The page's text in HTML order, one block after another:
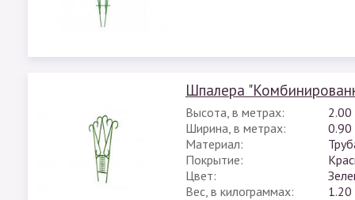
Шпалера
Высота, в метрах:
2.00
Ширина, в метрах:
0.90
Материал:
Покрытие:
Цвет:
Вес, в килограммах:
1.20